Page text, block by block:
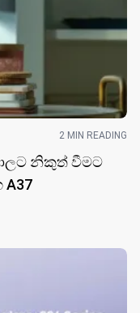
2 MIN READING
නිකුත් වීමට
A37